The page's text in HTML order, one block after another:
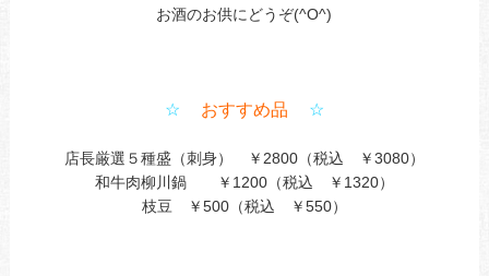
お酒のお供にどうぞ(^O^)
☆ おすすめ品 ☆
店長厳選５種盛（刺身） ￥2800（税込 ￥3080）
和牛肉柳川鍋 ￥1200（税込 ￥1320）
枝豆 ￥500（税込 ￥550）